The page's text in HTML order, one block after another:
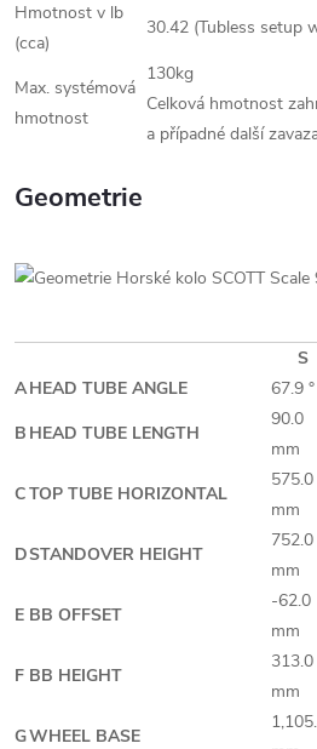
Hmotnost v lb
(cca)
30.42 (Tubless setup
Max. systémová
hmotnost
130kg
Celková hmotnost
a případné další
Geometrie
S
AHEAD TUBE ANGLE 67.9 °
B HEAD TUBE LENGTH
90.0
mm
CTOP TUBE HORIZONTAL
575.0
mm
DSTANDOVER HEIGHT
752.0
mm
E BB OFFSET
-62.0
mm
F BB HEIGHT
313.0
mm
GWHEEL BASE